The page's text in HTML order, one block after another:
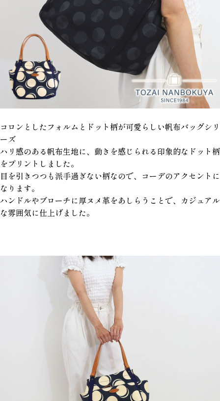
コロンとしたフォルムとドット柄が可愛らしい帆布バッグシリ
ーズ
ハリ感のある帆布生地に、動きを感じられる印象的なドット柄
をプリントしました。
目を引きつつも派手過ぎない柄なので、コーデのアクセントに
なります。
ハンドルやブローチに厚ヌメ革をあしらうことで、カジュアル
な雰囲気に仕上げました。